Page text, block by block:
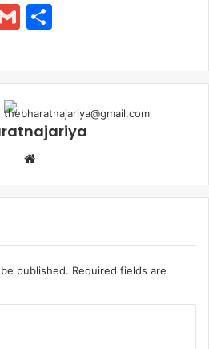
Gmail
published. Required fields are